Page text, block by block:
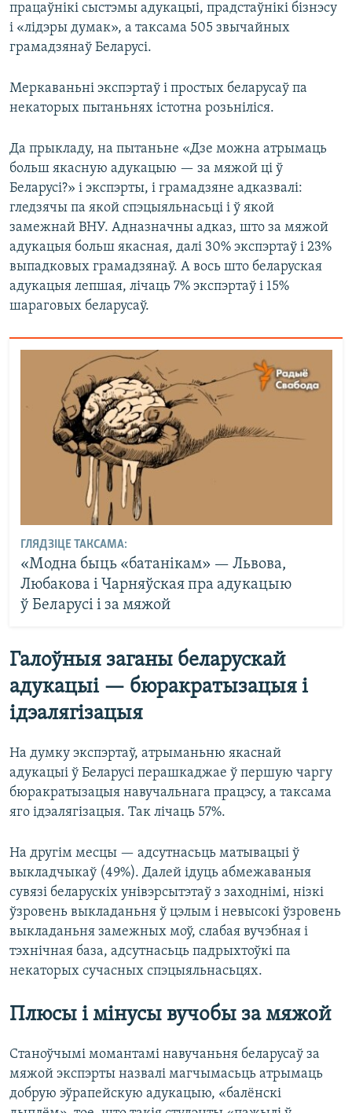
працаўнікі сыстэмы адукацыі, прадстаўнікі бізнэсу
і «лідэры думак», а таксама 505 звычайных
грамадзянаў Беларусі.
Меркаваньні экспэртаў і простых беларусаў па
некаторых пытаньнях істотна розьніліся.
Да прыкладу, на пытаньне «Дзе можна атрымаць
больш якасную адукацыю — за мяжой ці ў
Беларусі?» і экспэрты, і грамадзяне адказвалі:
гледзячы па якой спэцыяльнасьці і ў якой
замежнай ВНУ. Адназначны адказ, што за мяжой
адукацыя больш якасная, далі 30% экспэртаў і 23%
выпадковых грамадзянаў. А вось што беларуская
адукацыя лепшая, лічаць 7% экспэртаў і 15%
шараговых беларусаў.
ГЛЯДЗІЦЕ ТАКСАМА:
«Модна быць «батанікам» — Львова,
Любакова і Чарняўская пра адукацыю
ў Беларусі і за мяжой
Галоўныя заганы беларускай
адукацыі — бюракратызацыя і
ідэалягізацыя
На думку экспэртаў, атрыманьню якаснай
адукацыі ў Беларусі перашкаджае ў першую чаргу
бюракратызацыя навучальнага працэсу, а таксама
яго ідэалягізацыя. Так лічаць 57%.
На другім месцы — адсутнасьць матывацыі ў
выкладчыкаў (49%). Далей ідуць абмежаваныя
сувязі беларускіх унівэрсытэтаў з заходнімі, нізкі
ўзровень выкладаньня ў цэлым і невысокі ўзровень
выкладаньня замежных моў, слабая вучэбная і
тэхнічная база, адсутнасьць падрыхтоўкі па
некаторых сучасных спэцыяльнасьцях.
Плюсы і мінусы вучобы за мяжой
Станоўчымі момантамі навучаньня беларусаў за
мяжой экспэрты назвалі магчымасьць атрымаць
добрую эўрапейскую адукацыю, «балёнскі